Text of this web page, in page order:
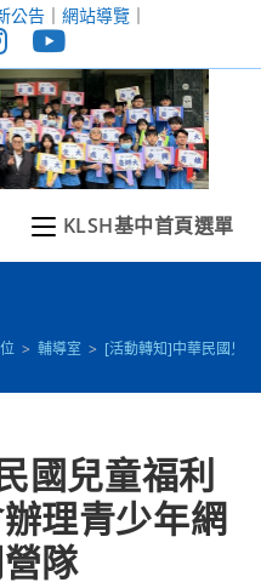
公告｜ 網站導覽｜
KLSH基中首頁選單
> 輔導室 > [活動轉知]中華民國兒
國兒童福利
理青少年網
營隊